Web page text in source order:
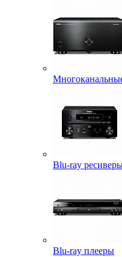
Blu-ray
Blu-ray плееры